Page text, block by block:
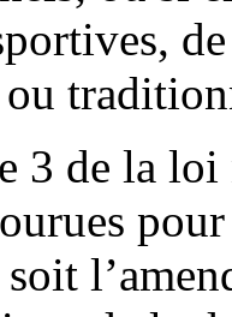
3 de la